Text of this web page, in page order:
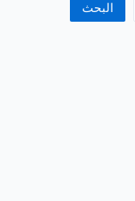
البحث